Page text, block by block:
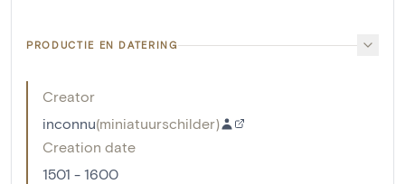
PRODUCTIE EN DATERING
Creator
inconnu(miniatuurschilder)
Creation date
1501 - 1600